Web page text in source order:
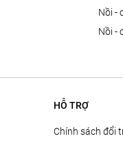
nồi
nồi
HỖ TRỢ
Chính sách đổi